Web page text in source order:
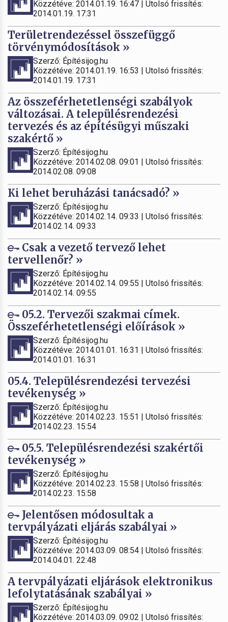
Közzétéve: 2014.01.19. 16:47 | Utolsó frissítés:
2014.01.19. 17:31
Területrendezéssel összefüggő
törvénymódosítások »
Szerző: Építésijog.hu
Közzétéve: 2014.01.19. 16:53 | Utolsó frissítés:
2014.01.19. 17:31
Az összeférhetetlenségi szabályok
változásai. A településrendezési
tervezés és az építésügyi műszaki
szakértő »
Szerző: Építésijog.hu
Közzétéve: 2014.02.08. 09:01 | Utolsó frissítés:
2014.02.08. 09:08
Ki lehet beruházási tanácsadó? »
Szerző: Építésijog.hu
Közzétéve: 2014.02.14. 09:33 | Utolsó frissítés:
2014.02.14. 09:33
Csak a vezető tervező lehet
tervellenőr? »
Szerző: Építésijog.hu
Közzétéve: 2014.02.14. 09:55 | Utolsó frissítés:
2014.02.14. 09:55
05.2. Tervezői szakmai címek.
Összeférhetetlenségi előírások »
Szerző: Építésijog.hu
Közzétéve: 2014.01.01. 16:31 | Utolsó frissítés:
2014.01.01. 16:31
05.4. Településrendezési tervezési
tevékenység »
Szerző: Építésijog.hu
Közzétéve: 2014.02.23. 15:51 | Utolsó frissítés:
2014.02.23. 15:54
05.5. Településrendezési szakértői
tevékenység »
Szerző: Építésijog.hu
Közzétéve: 2014.02.23. 15:58 | Utolsó frissítés:
2014.02.23. 15:58
Jelentősen módosultak a
tervpályázati eljárás szabályai »
Szerző: Építésijog.hu
Közzétéve: 2014.03.09. 08:54 | Utolsó frissítés:
2014.04.01. 22:48
A tervpályázati eljárások elektronikus
lefolytatásának szabályai »
Szerző: Építésijog.hu
Közzétéve: 2014.03.09. 09:02 | Utolsó frissítés: